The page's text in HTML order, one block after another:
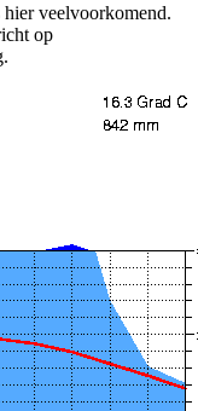
hier veelvoorkomend.
op